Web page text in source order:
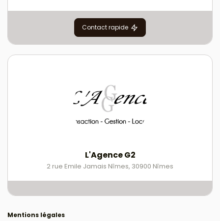
Contact rapide
L'Agence G2
2 rue Emile Jamais Nîmes, 30900 Nîmes
Mentions légales